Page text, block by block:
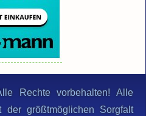
Rechte vorbehalten! Alle
der größtmöglichen Sorgfalt